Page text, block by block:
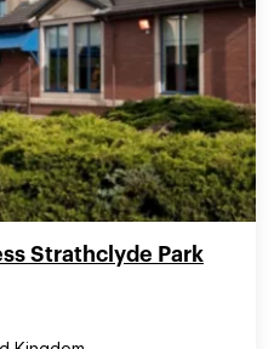
Strathclyde Park